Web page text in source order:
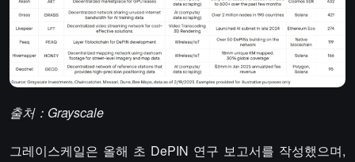
출처：Grayscale
그레이스케일은 올해 초 DePIN 연구 보고서를 작성했으며,